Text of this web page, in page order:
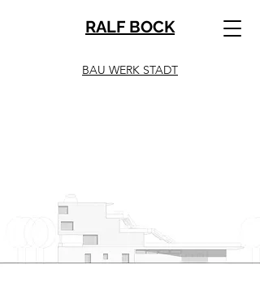
RALF BOCK
BAU WERK STADT